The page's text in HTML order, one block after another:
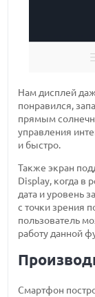
Нам дисплей
понравился,
прямым
управления
и быстро.
Также экран
Display, когда в
дата и уровень
с точки зрения
пользователь
работу данной
Смартфон